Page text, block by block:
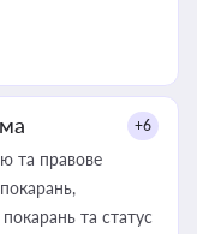
+6
та правове
покарань та статус